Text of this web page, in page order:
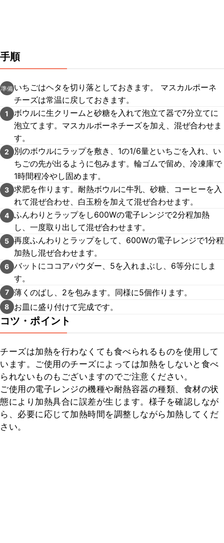
手順
準備 いちごはヘタを切り落としておきます。 マスカルポーネ
チーズは常温に戻しておきます。
1
ボウルに生クリームと砂糖を入れて泡立て器で7分立てに
泡立てます。マスカルポーネチーズを加え、混ぜ合わせま
す。
2
別のボウルにラップを敷き、1の1/6量といちごを入れ、い
ちごの先が出るように包みます。輪ゴムで留め、冷凍庫で
1時間程冷やし固めます。
3 求肥を作ります。耐熱ボウルに牛乳、砂糖、コーヒーを入
れて混ぜ合わせ、白玉粉を加えて混ぜ合わせます。
4 ふんわりとラップをし600Wの電子レンジで2分程加熱
し、一度取り出して混ぜ合わせます。
5 再度ふんわりとラップをして、600Wの電子レンジで1分程
加熱し混ぜ合わせます。
6 バットにココアパウダー、5を入れまぶし、6等分にしま
す。
7 薄くのばし、2を包みます。同様に5個作ります。
8 お皿に盛り付けて完成です。
コツ・ポイント
チーズは加熱を行わなくても食べられるものを使用して
います。ご使用のチーズによっては加熱をしないと食べ
られないものもございますのでご注意ください。
ご使用の電子レンジの機種や耐熱容器の種類、食材の状
態により加熱具合に誤差が生じます。様子を確認しなが
ら、必要に応じて加熱時間を調整しながら加熱してくだ
さい。